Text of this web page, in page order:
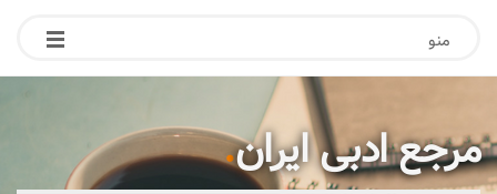
منو
مرجع ادبی ایران.